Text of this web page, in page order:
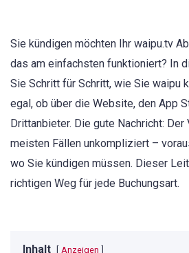
Sie kündigen möchten Ihr waipu.tv
das am einfachsten funktioniert? In
Sie Schritt für Schritt, wie Sie waipu
egal, ob über die Website, den App
Drittanbieter. Die gute Nachricht:
meisten Fällen unkompliziert –
wo Sie kündigen müssen. Dieser
richtigen Weg für jede Buchungsart.
Inhalt Anzeigen